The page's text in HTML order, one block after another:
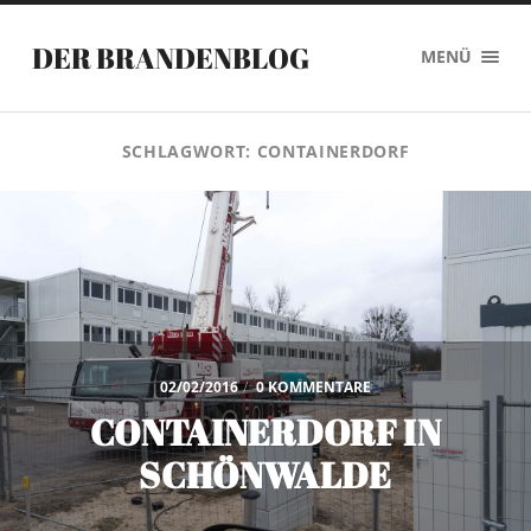
DER BRANDENBLOG MENÜ
SCHLAGWORT: CONTAINERDORF
02/02/2016 / 0 KOMMENTARE
CONTAINERDORF IN
SCHÖNWALDE